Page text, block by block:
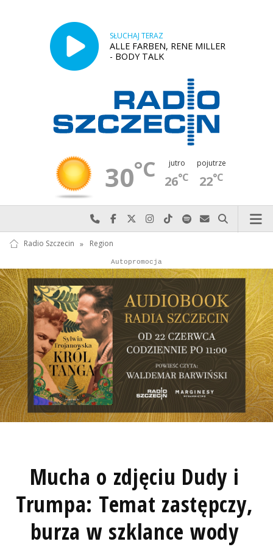
SŁUCHAJ TERAZ
ALLE FARBEN, RENE MILLER
- BODY TALK
30°C jutro
26°C
pojutrze
22°C
Najlepiej po prostu do nas zadzwoń
Odwiedź nas na Facebook-u
Odwiedź nas na X
Odwiedź nas na Instagram-ie
Odwiedź nas na TikTok-u
Szukaj nas na Spotify
Wyślij do nas
Szukaj
Radio Szczecin » Region
Reklama
Autopromocja
Mucha o zdjęciu Dudy i
Trumpa: Temat zastępczy,
burza w szklance wody